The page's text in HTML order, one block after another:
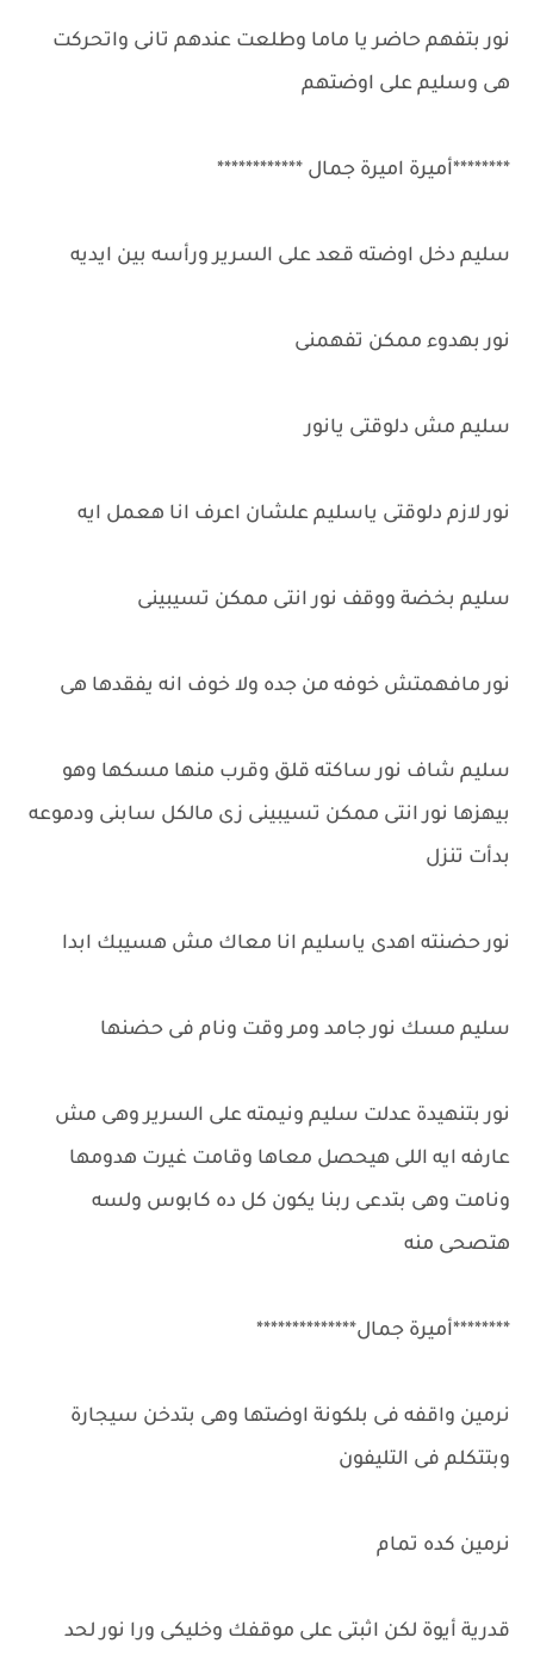
نور بتفهم حاضر يا ماما وطلعت عندهم تانى واتحركت
هى وسليم على اوضتهم
********أميرة اميرة جمال ************
سليم دخل اوضته قعد على السرير ورأسه بين ايديه
نور بهدوء ممكن تفهمنى
سليم مش دلوقتى يانور
نور لازم دلوقتى ياسليم علشان اعرف انا هعمل ايه
سليم بخضة ووقف نور انتى ممكن تسيبينى
نور مافهمتش خوفه من جده ولا خوف انه يفقدها هى
سليم شاف نور ساكته قلق وقرب منها مسكها وهو
بيهزها نور انتى ممكن تسيبينى زى مالكل سابنى ودموعه
بدأت تنزل
نور حضنته اهدى ياسليم انا معاك مش هسيبك ابدا
سليم مسك نور جامد ومر وقت ونام فى حضنها
نور بتنهيدة عدلت سليم ونيمته على السرير وهى مش
عارفه ايه اللى هيحصل معاها وقامت غيرت هدومها
ونامت وهى بتدعى ربنا يكون كل ده كابوس ولسه
هتصحى منه
********أميرة جمال**************
نرمين واقفه فى بلكونة اوضتها وهى بتدخن سيجارة
وبتتكلم فى التليفون
نرمين كده تمام
قدرية أيوة لكن اثبتى على موقفك وخليكى ورا نور لحد